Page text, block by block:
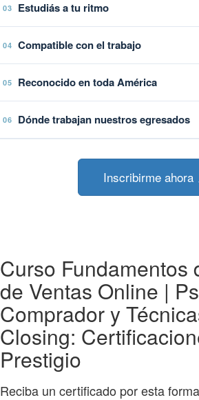
03 Estudiás a tu ritmo
04 Compatible con el trabajo
05 Reconocido en toda América
06 Dónde trabajan nuestros egresados
Inscribirme ahora
Curso Fundamentos
de Ventas Online |
Comprador y
Closing:
Prestigio
Reciba un certificado por esta